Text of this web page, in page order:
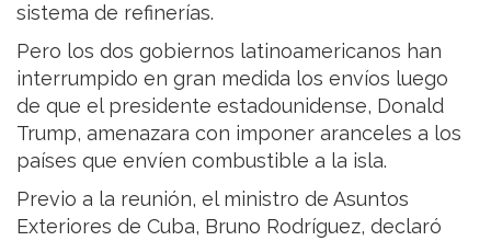
sistema de refinerías.
Pero los dos gobiernos latinoamericanos han
interrumpido en gran medida los envíos luego
de que el presidente estadounidense, Donald
Trump, amenazara con imponer aranceles a los
países que envíen combustible a la isla.
Previo a la reunión, el ministro de Asuntos
Exteriores de Cuba, Bruno Rodríguez, declaró